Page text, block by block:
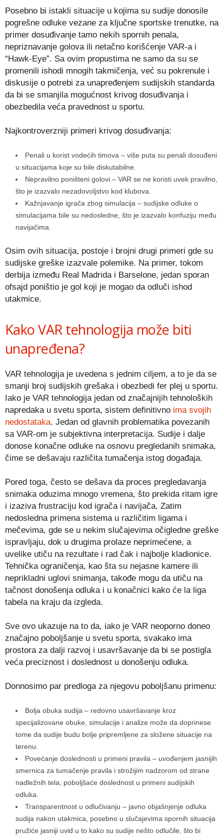
Posebno bi istakli situacije u kojima su sudije donosile
pogrešne odluke vezane za ključne sportske trenutke, na
primer dosuđivanje tamo nekih spornih penala,
nepriznavanje golova ili netačno korišćenje VAR-a i
“Hawk-Eye”. Sa ovim propustima ne samo da su se
promenili ishodi mnogih takmičenja, već su pokrenule i
diskusije o potrebi za unapređenjem sudijskih standarda
da bi se smanjila mogućnost krivog dosuđivanja i
obezbedila veća pravednost u sportu.
Najkontroverzniji primeri krivog dosuđivanja:
Penali u korist vodećih timova – više puta su penali dosuđeni
u situacijama koje su bile diskutabilne.
Nepravilno poništeni golovi – VAR se ne koristi uvek pravilno,
što je izazvalo nezadovoljstvo kod klubova.
Kažnjavanje igrača zbog simulacija – sudijske odluke o
simulacijama bile su nedosledne, što je izazvalo konfuziju među
navijačima.
Osim ovih situacija, postoje i brojni drugi primeri gde su
sudijske greške izazvale polemike. Na primer, tokom
derbija između Real Madrida i Barselone, jedan sporan
ofsajd poništio je gol koji je mogao da odluči ishod
utakmice.
Kako VAR tehnologija može biti
unapređena?
VAR tehnologija je uvedena s jednim ciljem, a to je da se
smanji broj sudijskih grešaka i obezbedi fer plej u sportu.
Iako je VAR tehnologija jedan od značajnijih tehnoloških
napredaka u svetu sporta, sistem definitivno ima svojih
nedostataka. Jedan od glavnih problematika povezanih
sa VAR-om je subjektivna interpretacija. Sudije i dalje
donose konačne odluke na osnovu pregledanih snimaka,
čime se dešavaju različita tumačenja istog događaja.
Pored toga, često se dešava da proces pregledavanja
snimaka oduzima mnogo vremena, što prekida ritam igre
i izaziva frustraciju kod igrača i navijača. Zatim
nedosledna primena sistema u različitim ligama i
mečevima, gde se u nekim slučajevima očigledne greške
ispravljaju, dok u drugima prolaze neprimećene, a
uvelike utiču na rezultate i rad čak i najbolje kladionice.
Tehnička ograničenja, kao šta su nejasne kamere ili
neprikladni uglovi snimanja, takođe mogu da utiču na
tačnost donošenja odluka i u konačnici kako će la liga
tabela na kraju da izgleda.
Sve ovo ukazuje na to da, iako je VAR neoporno doneo
značajno poboljšanje u svetu sporta, svakako ima
prostora za dalji razvoj i usavršavanje da bi se postigla
veća preciznost i doslednost u donošenju odluka.
Donnosimo par predloga za njegovu poboljšanu primenu:
Bolja obuka sudija – redovno usavršavanje kroz
specijalizovane obuke, simulacije i analize može da doprinese
tome da sudije budu bolje pripremljene za složene situacije na
terenu.
Povećanje doslednosti u primeni pravila – uvođenjem jasnijih
smernica za tumačenje pravila i strožijim nadzorom od strane
nadležnih tela, poboljšaće doslednost u primeni sudijskih
odluka.
Transparentnost u odlučivanju – javno objašnjenje odluka
sudija nakon utakmica, posebno u slučajevima spornih situacija
pružiće jasniji uvid u to kako su sudije nešto odlučile, što bi